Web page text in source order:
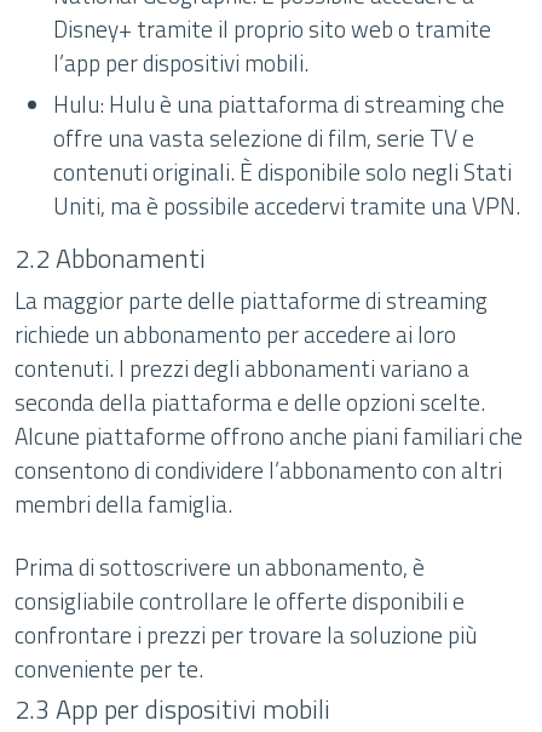
Disney+ tramite il proprio sito web o tramite
l’app per dispositivi mobili.
Hulu: Hulu è una piattaforma di streaming che
offre una vasta selezione di film, serie TV e
contenuti originali. È disponibile solo negli Stati
Uniti, ma è possibile accedervi tramite una VPN.
2.2 Abbonamenti
La maggior parte delle piattaforme di streaming
richiede un abbonamento per accedere ai loro
contenuti. I prezzi degli abbonamenti variano a
seconda della piattaforma e delle opzioni scelte.
Alcune piattaforme offrono anche piani familiari che
consentono di condividere l’abbonamento con altri
membri della famiglia.
Prima di sottoscrivere un abbonamento, è
consigliabile controllare le offerte disponibili e
confrontare i prezzi per trovare la soluzione più
conveniente per te.
2.3 App per dispositivi mobili